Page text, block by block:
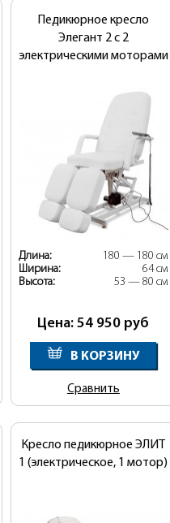
Педикюрное кресло
Элегант 2 с 2
электрическими моторами
Длина:
180 — 180 см
Ширина:
64 см
Высота:
53 — 80 см
Цена: 54 950 руб
В КОРЗИНУ
Сравнить
Кресло педикюрное ЭЛИТ
1 (электрическое, 1 мотор)